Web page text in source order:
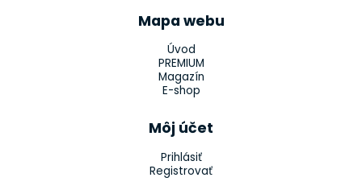
Mapa webu
Úvod
PREMIUM
Magazín
E-shop
Môj účet
Prihlásiť
Registrovať